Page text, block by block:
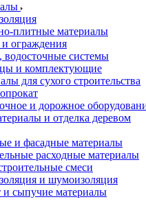
плитные материалы
ограждения
водосточные системы
и комплектующие
для сухого строительства
и дорожное
и отделка деревом
и фасадные материалы
расходные материалы
смеси
и шумоизоляция
сыпучие материалы